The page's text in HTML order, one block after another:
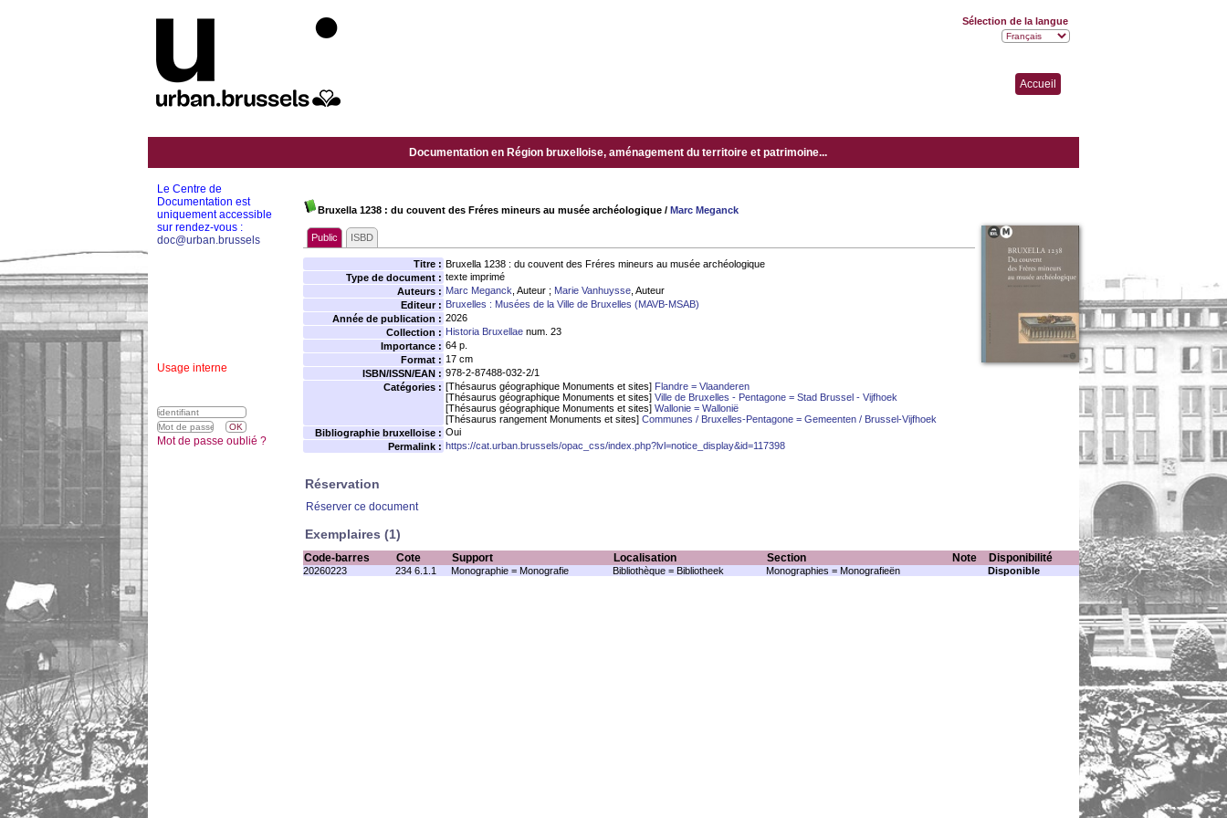
Accueil
Documentation en Région bruxelloise, aménagement du territoire et patrimoine...
Bruxella 1238 : du couvent des Fréres mineurs au musée archéologique / Marc Meganck
Public ISBD
Titre : Bruxella 1238 : du couvent des Fréres mineurs au musée archéologique
Type de document : texte imprimé
Auteurs : Marc Meganck , Auteur ; Marie Vanhuysse , Auteur
Editeur : Bruxelles : Musées de la Ville de Bruxelles (MAVB-MSAB)
Année de publication : 2026
Collection : Historia Bruxellae num. 23
Importance : 64 p.
Format : 17 cm
ISBN/ISSN/EAN : 978-2-87488-032-2/1
Catégories : [Thésaurus géographique Monuments et sites] Flandre = Vlaanderen
[Thésaurus géographique Monuments et sites] Ville de Bruxelles - Pentagone = Stad Brussel - Vijfhoek
[Thésaurus géographique Monuments et sites] Wallonie = Wallonië
[Thésaurus rangement Monuments et sites] Communes / Bruxelles-Pentagone = Gemeenten / Brussel-Vijfhoek
Bibliographie bruxelloise : Oui
Permalink : https://cat.urban.brussels/opac_css/index.php?lvl=notice_display&id=117398
Réservation
Réserver ce document
Exemplaires (1)
Code-barres Cote Support Localisation Section Note Disponibilité
20260223 234 6.1.1 Monographie = Monografie Bibliothèque = Bibliotheek Monographies = Monografieën Disponible
Le Centre de
Documentation est
uniquement accessible
sur rendez-vous :
doc@urban.brussels
Usage interne
Sélection de la langue
Mot de passe oublié ?